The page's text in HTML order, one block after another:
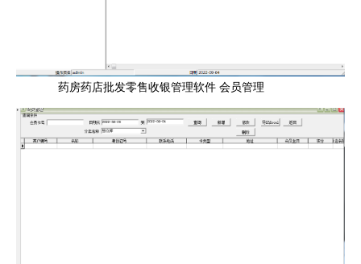
药房药店批发零售收银管理软件 会员管理